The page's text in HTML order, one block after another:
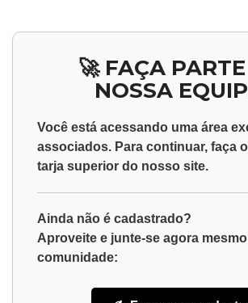
🚀 FAÇA
NOSSA
Você está acessando uma área
associados. Para continuar, faça o
tarja superior do nosso site.
Ainda não é cadastrado?
Aproveite e junte-se agora
comunidade: